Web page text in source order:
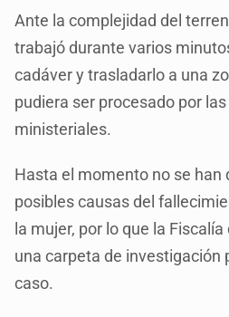
Ante la complejidad del
trabajó durante varios
cadáver y trasladarlo a una
pudiera ser procesado por
ministeriales.
Hasta el momento no se han
posibles causas del
la mujer, por lo que la
una carpeta de investigación
caso.